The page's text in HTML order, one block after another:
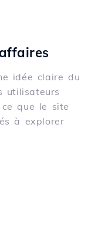
idée claire du
utilisateurs
ce que le site
à explorer